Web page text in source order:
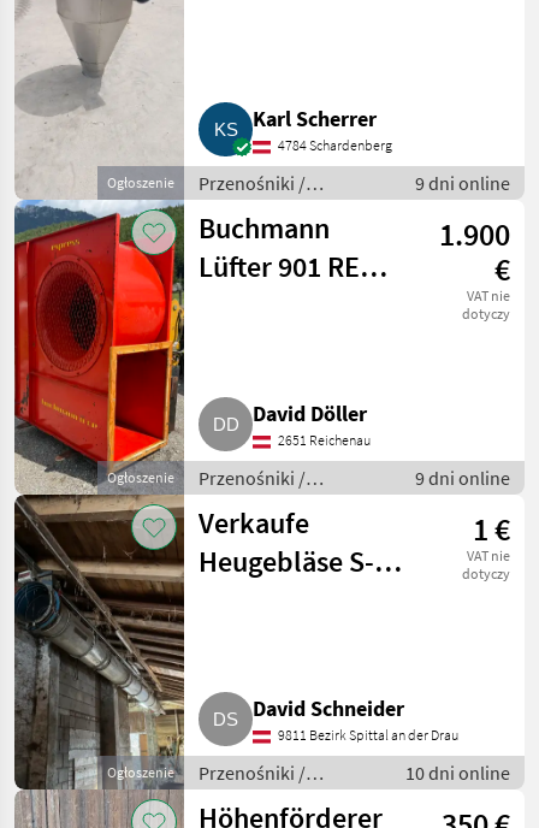
Ogłoszenie
Karl Scherrer
4784 Schardenberg
Przenośniki /
Przenośniki dmuchawe
9 dni online
Ogłoszenie
Buchmann
Lüfter 901 RE
1.900
€
VAT nie
dotyczy
David Döller
2651 Reichenau
Przenośniki /
Przenośniki dmuchawe
9 dni online
Ogłoszenie
Verkaufe
Heugebläse S-
1 €
VAT nie
dotyczy
David Schneider
9811 Bezirk Spittal an der Drau
Przenośniki /
Przenośniki
dmuchawe
10 dni online
Höhenförderer